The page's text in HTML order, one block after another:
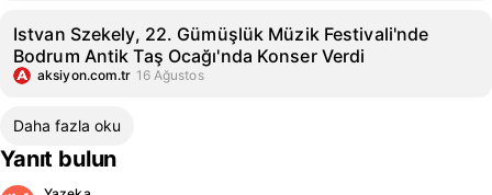
Istvan Szekely, 22. Gümüşlük Müzik Festivali'nde
Bodrum Antik Taş Ocağı'nda Konser Verdi
aksiyon.com.tr 16 Ağustos
Daha fazla oku
Yanıt bulun